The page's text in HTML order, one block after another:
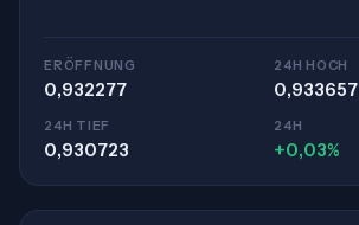
ERÖFFNUNG
0,932277
24H HOCH
0,933657
24H TIEF
0,930723
24H
+0,03%